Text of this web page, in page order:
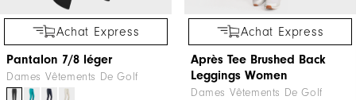
Achat Express
Pantalon 7/8 léger
Dames Vêtements De Golf
Achat Express
Après Tee Brushed Back
Leggings Women
Dames Vêtements De Golf